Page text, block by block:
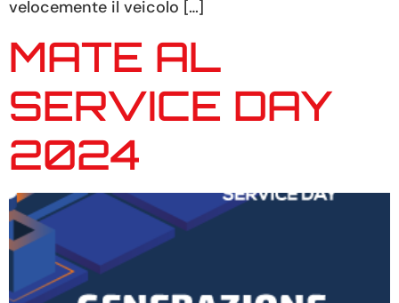
velocemente il veicolo […]
MATE AL
SERVICE DAY
2024